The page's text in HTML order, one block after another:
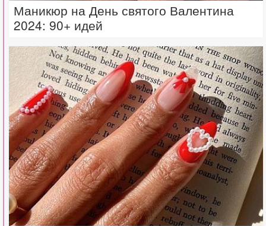
Маникюр на День святого Валентина
2024: 90+ идей